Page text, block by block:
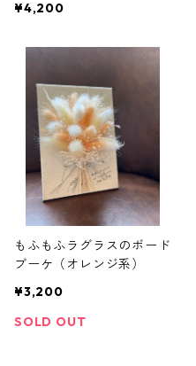
¥4,200
もふもふラグラスのボード
ブーケ（オレンジ系）
¥3,200
SOLD OUT